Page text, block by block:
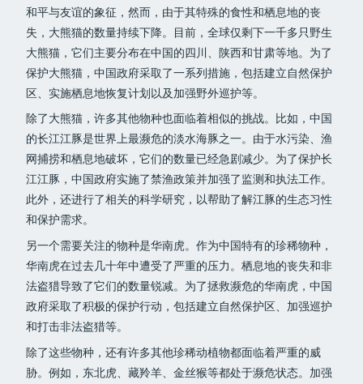
和平与友谊的象征，然而，由于其特殊的食性和栖息地的丧
失，大熊猫的数量持续下降。目前，全球仅剩下一千多只野生
大熊猫，它们主要分布在中国的四川、陕西和甘肃等地。为了
保护大熊猫，中国政府采取了一系列措施，包括建立自然保护
区、实施栖息地恢复计划以及加强野外巡护等。
除了大熊猫，许多其他物种也面临着相似的挑战。比如，中国
的长江江豚是世界上最濒危的淡水海豚之一。由于水污染、渔
网捕捞和栖息地破坏，它们的数量已经急剧减少。为了保护长
江江豚，中国政府实施了禁渔政策并加强了监测和执法工作。
此外，还进行了相关的科学研究，以帮助了解江豚的生态习性
和保护需求。
另一个需要关注的物种是华南虎。作为中国特有的珍稀物种，
华南虎在过去几十年中遭受了严重的压力。栖息地的丧失和非
法盗猎导致了它们的数量锐减。为了拯救濒危的华南虎，中国
政府采取了积极的保护行动，包括建立自然保护区、加强巡护
和打击非法盗猎等。
除了这些物种，还有许多其他珍稀动植物都面临着严重的威
胁。例如，东北虎、藏羚羊、金丝猴等都处于濒危状态。加强